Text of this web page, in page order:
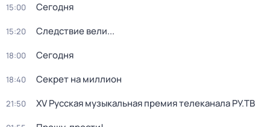
15:00 Сегодня
15:20 Следствие вели...
18:00 Сегодня
18:40 Секрет на миллион
21:50 XV Русская музыкальная премия телеканала РУ.ТВ